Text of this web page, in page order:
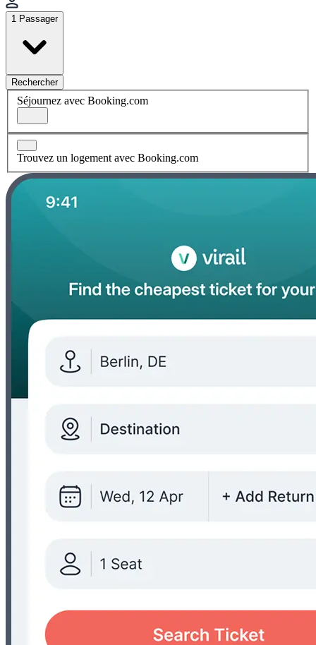
1 Passager
Rechercher
Séjournez avec Booking.com
Trouvez un logement avec Booking.com